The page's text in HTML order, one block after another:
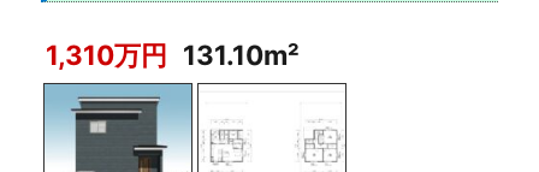
1,310万円 131.10m²